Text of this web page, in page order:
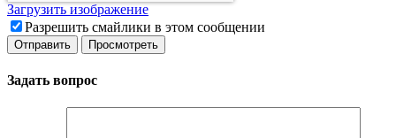
Загрузить изображение
Разрешить смайлики в этом сообщении
Задать вопрос